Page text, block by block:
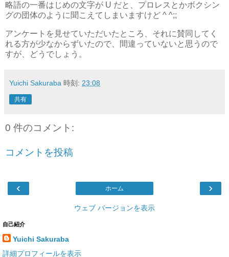
略語の一番はじめの文字が U だと、プロレスとかボクシン
グの団体のように聞こえてしまいますけど ^ ^;;
アンケートを見せていただいたところ、それに賛同してく
れる方が少なからずいたので、間違っていないと思うので
すが、どうでしょう。
Yuichi Sakuraba 時刻: 23:08
共有
0 件のコメント:
コメントを投稿
‹ ›
ホーム
ウェブ バージョンを表示
自己紹介
Yuichi Sakuraba
詳細プロフィールを表示